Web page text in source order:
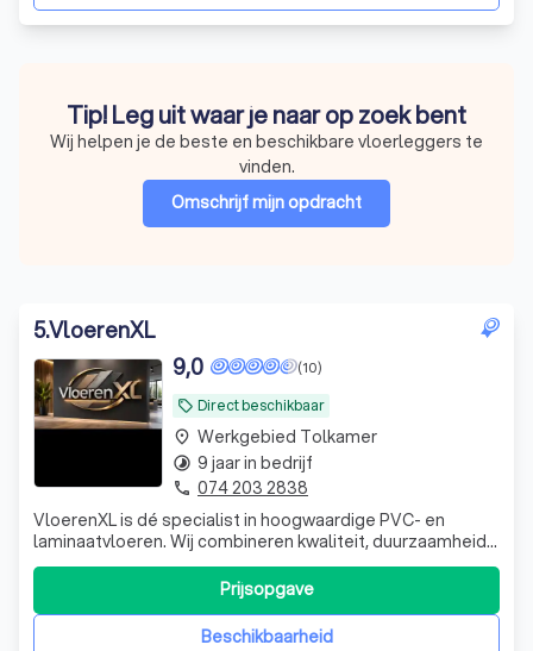
Tip! Leg uit waar je naar op zoek bent
Wij helpen je de beste en beschikbare vloerleggers te
vinden.
Omschrijf mijn opdracht
5.VloerenXL
local_offer Direct beschikbaar
(10)
9,0
VloerenXL is dé specialist in hoogwaardige PVC- en
laminaatvloeren. Wij combineren kwaliteit, duurzaamheid
en stijl om iedere ruimte een perfecte uitstraling te
geven. Met een ruim assortiment, deskundig advies en
vakmanschap zorgen wij voor een vloer die jarenlang
meegaat en volledig aansluit bij u
Beschikbaarheid
Prijsopgave
place Werkgebied Tolkamer
timelapse 9 jaar in bedrijf
phone 074 203 2838